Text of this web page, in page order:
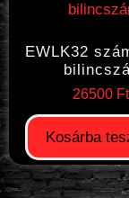
EWLK32
26500 Ft
Kosárba